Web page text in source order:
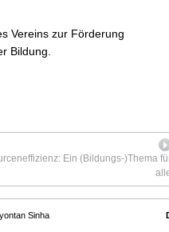
Vereins zur Förderung
Bildung.
Ein (Bildungs-)Thema
Sinha